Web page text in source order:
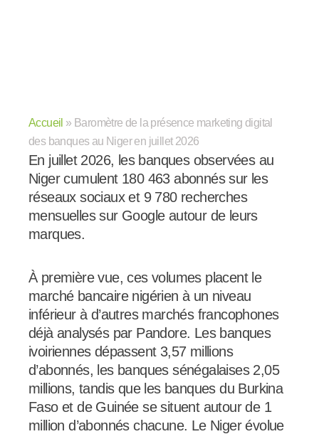
Accueil » Baromètre de la présence marketing digital
des banques au Niger en juillet 2026
En juillet 2026, les banques observées au
Niger cumulent 180 463 abonnés sur les
réseaux sociaux et 9 780 recherches
mensuelles sur Google autour de leurs
marques.
À première vue, ces volumes placent le
marché bancaire nigérien à un niveau
inférieur à d’autres marchés francophones
déjà analysés par Pandore. Les banques
ivoiriennes dépassent 3,57 millions
d’abonnés, les banques sénégalaises 2,05
millions, tandis que les banques du Burkina
Faso et de Guinée se situent autour de 1
million d’abonnés chacune. Le Niger évolue